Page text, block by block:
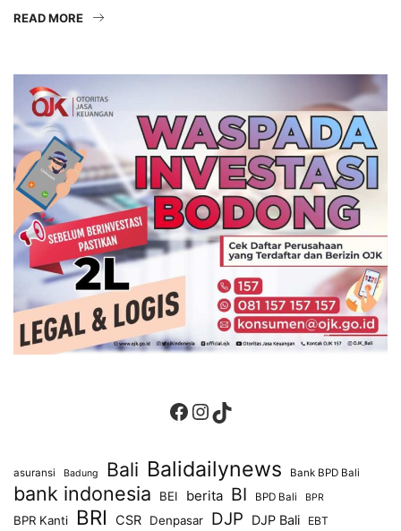
READ MORE
Facebook
Instagram
TikTok
asuransi Badung Bali Balidailynews Bank BPD Bali
bank indonesia BEI berita BI BPD Bali BPR
BPR Kanti BRI CSR Denpasar DJP DJP Bali EBT